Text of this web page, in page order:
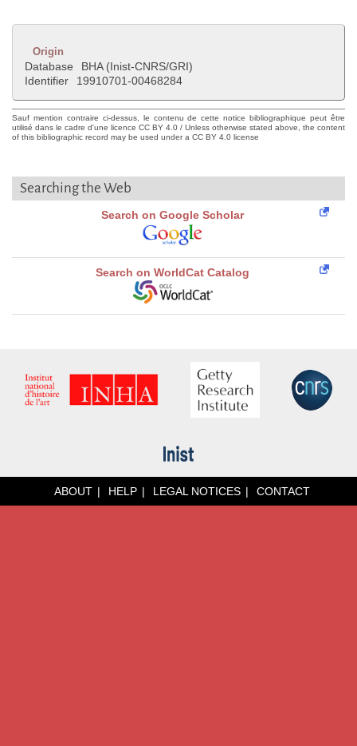
Origin
Database
BHA (Inist-CNRS/GRI)
Identifier
19910701-00468284
Sauf mention contraire ci-dessus, le contenu de cette notice bibliographique peut être
utilisé dans le cadre d'une licence CC BY 4.0 / Unless otherwise stated above, the content
of this bibliographic record may be used under a CC BY 4.0 license
Searching the Web
Search on Google Scholar
Search on WorldCat Catalog
ABOUT HELP LEGAL NOTICES CONTACT